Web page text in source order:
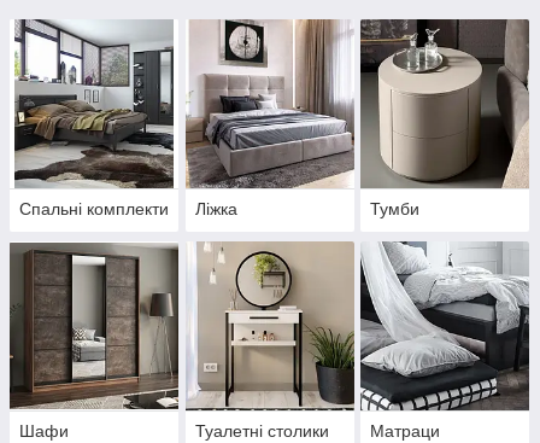
Спальні комплекти Ліжка Тумби
Шафи Туалетні столики Матраци